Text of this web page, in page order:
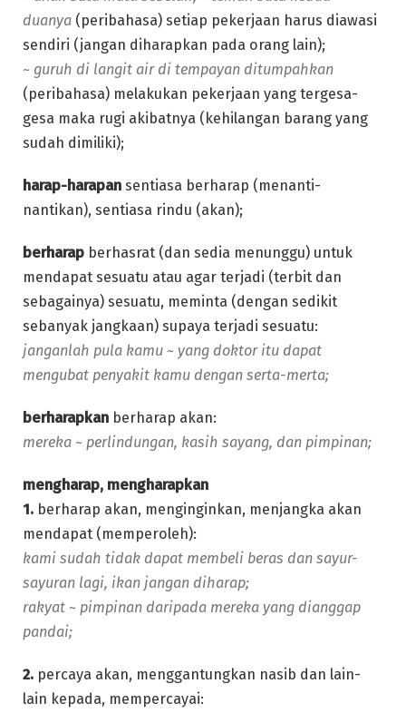
duanya (peribahasa) setiap pekerjaan harus diawasi
sendiri (jangan diharapkan pada orang lain);
~ guruh di langit air di tempayan ditumpahkan
(peribahasa) melakukan pekerjaan yang tergesa-
gesa maka rugi akibatnya (kehilangan barang yang
sudah dimiliki);
harap-harapan sentiasa berharap (menanti-
nantikan), sentiasa rindu (akan);
berharap berhasrat (dan sedia menunggu) untuk
mendapat sesuatu atau agar terjadi (terbit dan
sebagainya) sesuatu, meminta (dengan sedikit
sebanyak jangkaan) supaya terjadi sesuatu:
janganlah pula kamu ~ yang doktor itu dapat
mengubat penyakit kamu dengan serta-merta;
berharapkan berharap akan:
mereka ~ perlindungan, kasih sayang, dan pimpinan;
mengharap, mengharapkan
1. berharap akan, menginginkan, menjangka akan
mendapat (memperoleh):
kami sudah tidak dapat membeli beras dan sayur-
sayuran lagi, ikan jangan diharap;
rakyat ~ pimpinan daripada mereka yang dianggap
pandai;
2. percaya akan, menggantungkan nasib dan lain-
lain kepada, mempercayai: